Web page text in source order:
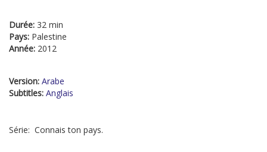
Durée: 32 min
Pays: Palestine
Année: 2012
Version: Arabe
Subtitles: Anglais
Série: Connais ton pays.